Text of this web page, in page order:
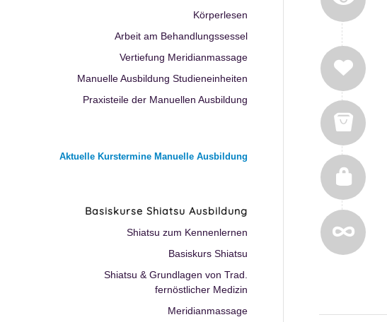
Körperlesen
Arbeit am Behandlungssessel
Vertiefung Meridianmassage
Manuelle Ausbildung Studieneinheiten
Praxisteile der Manuellen Ausbildung
Aktuelle Kurstermine Manuelle Ausbildung
Basiskurse Shiatsu Ausbildung
Shiatsu zum Kennenlernen
Basiskurs Shiatsu
Shiatsu & Grundlagen von Trad.
fernöstlicher Medizin
Meridianmassage